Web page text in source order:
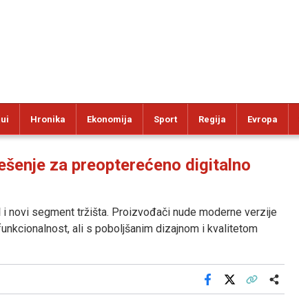
Hronika Ekonomija Sport Regija Evropa
za preopterećeno digitalno
novi segment tržišta. Proizvođači nude moderne verzije
ali s poboljšanim dizajnom i kvalitetom
Facebook